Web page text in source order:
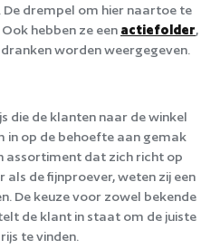
drempel om hier naartoe te
hebben ze een actiefolder,
worden weergegeven.
die de klanten naar de winkel
in op de behoefte aan gemak
assortiment dat zich richt op
de fijnproever, weten zij een
De keuze voor zowel bekende
de klant in staat om de juiste
te vinden.